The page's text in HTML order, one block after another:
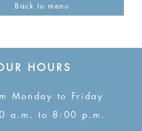
Back to menu
HOURS
Monday to Friday
a.m. to 8:00 p.m.